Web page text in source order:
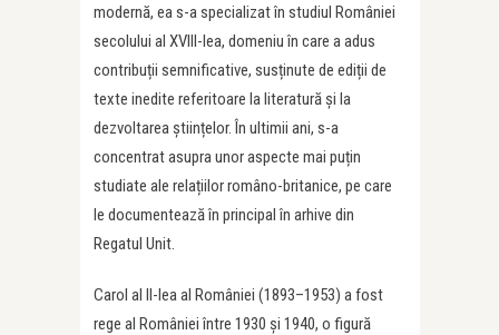
modernă, ea s-a specializat în studiul României
secolului al XVIII-lea, domeniu în care a adus
contribuții semnificative, susținute de ediții de
texte inedite referitoare la literatură și la
dezvoltarea științelor. În ultimii ani, s-a
concentrat asupra unor aspecte mai puțin
studiate ale relațiilor româno-britanice, pe care
le documentează în principal în arhive din
Regatul Unit.
Carol al II-lea al României (1893–1953) a fost
rege al României între 1930 și 1940, o figură